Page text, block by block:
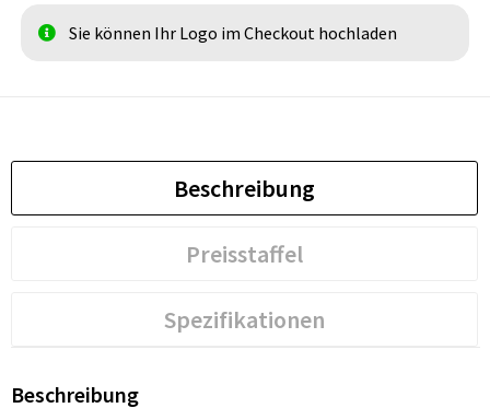
Sie können Ihr Logo im Checkout hochladen
Beschreibung
Preisstaffel
Spezifikationen
Beschreibung